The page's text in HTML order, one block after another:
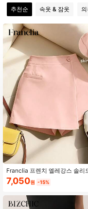
4.77 822K
4.77 822K 팔
822K
822K
4.77 822K
4.77 822K
추천순 속옷 & 잠옷
Franclia 프렌치 엘레강스 솔리
러 장식 벨트 반바지, 라이트 옐
직장, 출퇴근, 파티, 캐주얼, 여
7,050원 -15%